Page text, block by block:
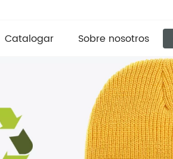
Catalogar Sobre nosotros